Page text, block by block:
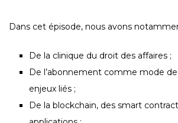
Dans cet épisode, nous avons
De la clinique du droit des affaires ;
De l’abonnement comme mode
enjeux liés ;
De la blockchain, des smart